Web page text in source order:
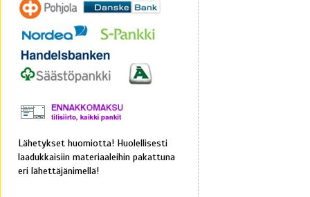
Lähetykset huomiotta! Huolellisesti
laadukkaisiin materiaaleihin pakattuna
eri lähettäjänimellä!